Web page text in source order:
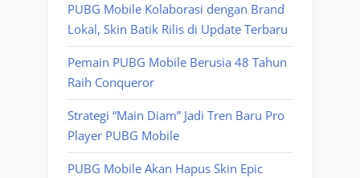
PUBG Mobile Kolaborasi dengan Brand
Lokal, Skin Batik Rilis di Update Terbaru
Pemain PUBG Mobile Berusia 48 Tahun
Raih Conqueror
Strategi “Main Diam” Jadi Tren Baru Pro
Player PUBG Mobile
PUBG Mobile Akan Hapus Skin Epic